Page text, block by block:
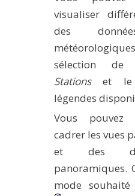
visualiser
des
sélection de
Stationset le
légendes
Vous
cadrer les vues
et des
panoramiques.
mode